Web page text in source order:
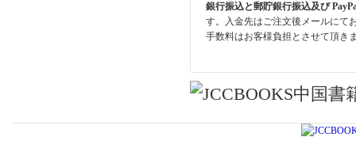
銀行振込と郵貯銀行振込及び
す。入金先はご注文後メールにて
手数料はお客様負担とさせて頂き